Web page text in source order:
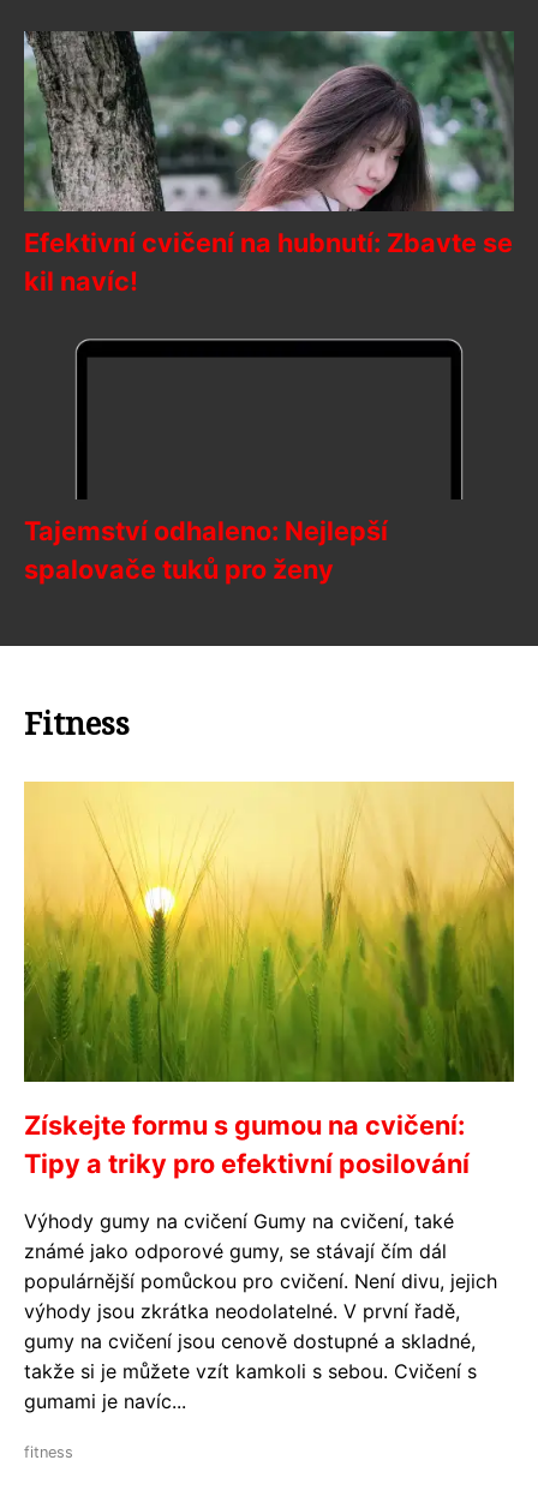
Efektivní cvičení na hubnutí: Zbavte se
kil navíc!
Tajemství odhaleno: Nejlepší
spalovače tuků pro ženy
Fitness
Získejte formu s gumou na cvičení:
Tipy a triky pro efektivní posilování
Výhody gumy na cvičení Gumy na cvičení, také
známé jako odporové gumy, se stávají čím dál
populárnější pomůckou pro cvičení. Není divu, jejich
výhody jsou zkrátka neodolatelné. V první řadě,
gumy na cvičení jsou cenově dostupné a skladné,
takže si je můžete vzít kamkoli s sebou. Cvičení s
gumami je navíc...
fitness